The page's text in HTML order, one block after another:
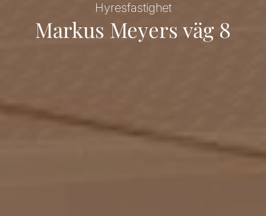
Hyresfastighet
Markus Meyers väg 8